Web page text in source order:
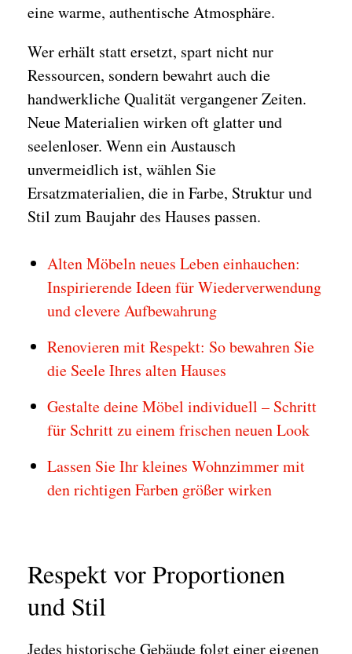
eine warme, authentische Atmosphäre.
Wer erhält statt ersetzt, spart nicht nur
Ressourcen, sondern bewahrt auch die
handwerkliche Qualität vergangener Zeiten.
Neue Materialien wirken oft glatter und
seelenloser. Wenn ein Austausch
unvermeidlich ist, wählen Sie
Ersatzmaterialien, die in Farbe, Struktur und
Stil zum Baujahr des Hauses passen.
Alten Möbeln neues Leben einhauchen:
Inspirierende Ideen für Wiederverwendung
und clevere Aufbewahrung
Renovieren mit Respekt: So bewahren Sie
die Seele Ihres alten Hauses
Gestalte deine Möbel individuell – Schritt
für Schritt zu einem frischen neuen Look
Lassen Sie Ihr kleines Wohnzimmer mit
den richtigen Farben größer wirken
Respekt vor Proportionen
und Stil
Jedes historische Gebäude folgt einer eigenen